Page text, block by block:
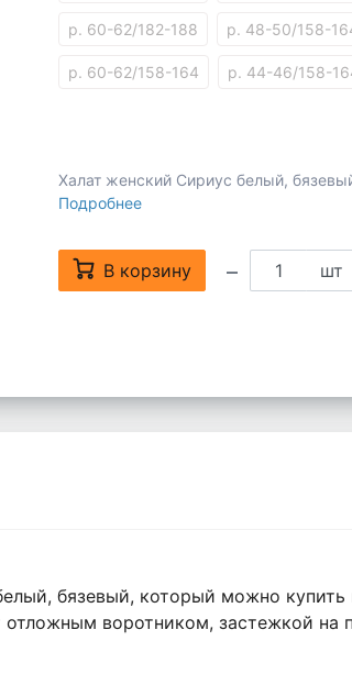
р. 60-62/182-188 р. 48-50/158-
р. 60-62/158-164 р. 44-46/158-
Халат женский Сириус белый,
Подробнее
В корзину шт
бязевый, который можно купить
отложным воротником, застежкой